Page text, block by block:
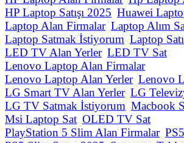
HP Laptop Satışı 2025 Huawei
Laptop Alan Firmalar Laptop Alım
Laptop Satmak İstiyorum Laptop
LED TV Alan Yerler LED TV Sat
Lenovo Laptop Alan Firmalar
Lenovo Laptop Alan Yerler Lenovo
LG Smart TV Alan Yerler LG
LG TV Satmak İstiyorum Macbook
Msi Laptop Sat OLED TV Sat
PlayStation 5 Slim Alan Firmalar